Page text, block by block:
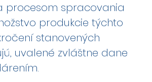
procesom spracovania
produkcie týchto
stanovených
uvalené zvláštne dane